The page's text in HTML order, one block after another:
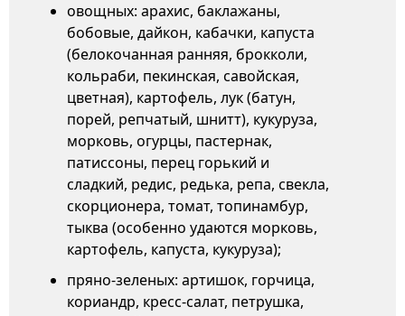
овощных: арахис, баклажаны,
бобовые, дайкон, кабачки, капуста
(белокочанная ранняя, брокколи,
кольраби, пекинская, савойская,
цветная), картофель, лук (батун,
порей, репчатый, шнитт), кукуруза,
морковь, огурцы, пастернак,
патиссоны, перец горький и
сладкий, редис, редька, репа, свекла,
скорционера, томат, топинамбур,
тыква (особенно удаются морковь,
картофель, капуста, кукуруза);
пряно-зеленых: артишок, горчица,
кориандр, кресс-салат, петрушка,